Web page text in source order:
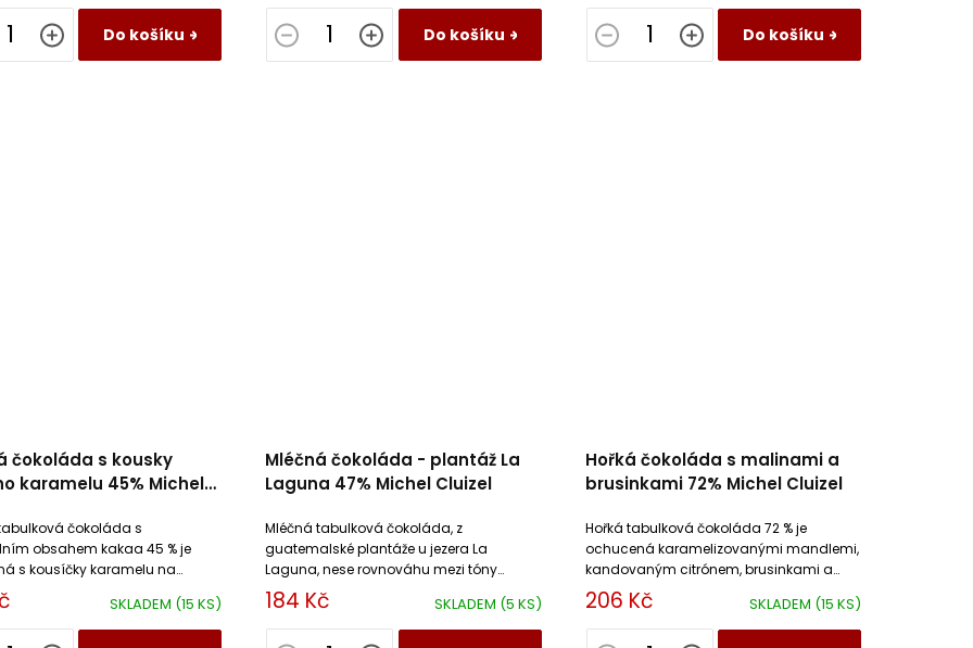
Do košíku Do košíku Do košíku
čokoláda s kousky
karamelu 45% Michel
SKLADEM (15 KS)
čokoláda s
obsahem kakaa 45 % je
s kousíčky karamelu na
Mléčná čokoláda - plantáž La
Laguna 47% Michel Cluizel
SKLADEM (5 KS)
184 Kč
Mléčná tabulková čokoláda, z
guatemalské plantáže u jezera La
Laguna, nese rovnováhu mezi tóny
cappuccina a horké čokolády s tóny
lískových ořechů a toastu.
Hořká čokoláda s malinami a
brusinkami 72% Michel Cluizel
SKLADEM (15 KS)
206 Kč
Hořká tabulková čokoláda 72 % je
ochucená karamelizovanými mandlemi,
kandovaným citrónem, brusinkami a
sušenými malinami.